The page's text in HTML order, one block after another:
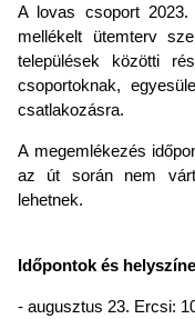
A lovas csoport
mellékelt ütemterv
települések közötti
csoportoknak,
csatlakozásra.
A megemlékezés
az út során nem
lehetnek.
Időpontok és
- augusztus 23. Ercsi: